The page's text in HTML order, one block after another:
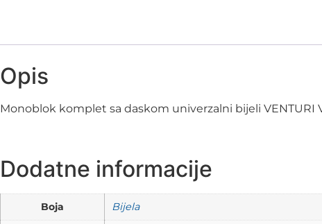
Opis
Monoblok komplet sa daskom univerzalni bijeli VENTURI
Dodatne informacije
Boja Bijela